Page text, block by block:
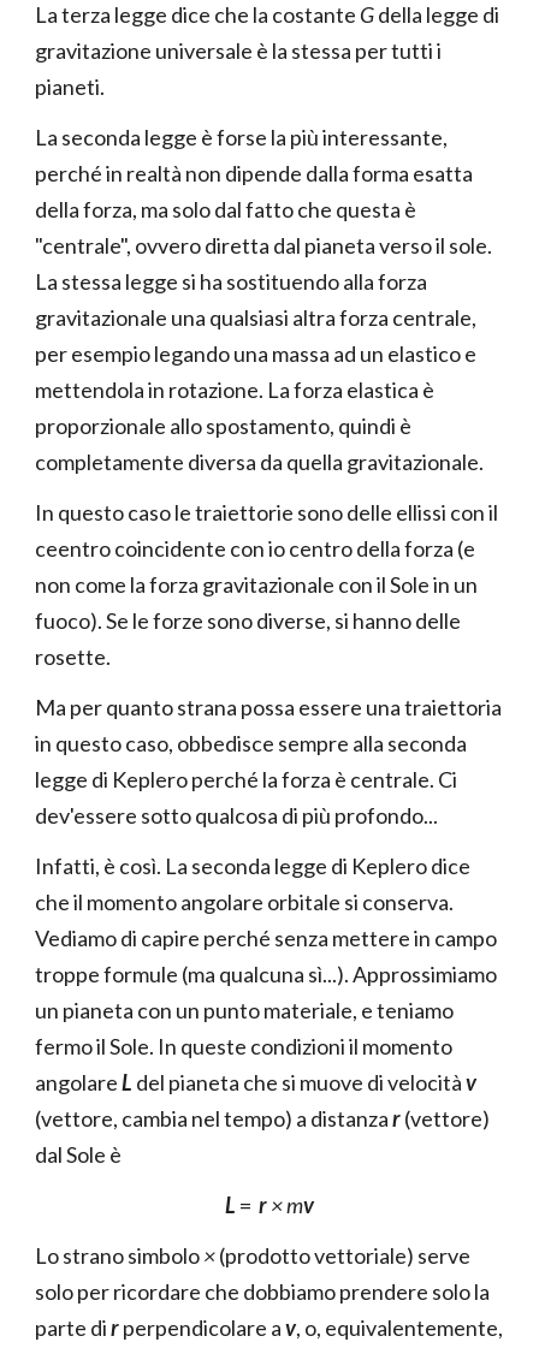
La terza legge dice che la costante Gdella legge di
gravitazione universale è la stessa per tutti i
pianeti.
La seconda legge è forse la più interessante,
perché in realtà non dipende dalla forma esatta
della forza, ma solo dal fatto che questa è
"centrale", ovvero diretta dal pianeta verso il sole.
La stessa legge si ha sostituendo alla forza
gravitazionale una qualsiasi altra forza centrale,
per esempio legando una massa ad un elastico e
mettendola in rotazione. La forza elastica è
proporzionale allo spostamento, quindi è
completamente diversa da quella gravitazionale.
In questo caso le traiettorie sono delle ellissi con il
ceentro coincidente con io centro della forza (e
non come la forza gravitazionale con il Sole in un
fuoco). Se le forze sono diverse, si hanno delle
rosette.
Ma per quanto strana possa essere una traiettoria
in questo caso, obbedisce sempre alla seconda
legge di Keplero perché la forza è centrale. Ci
dev'essere sotto qualcosa di più profondo...
Infatti, è così. La seconda legge di Keplero dice
che il momento angolare orbitale si conserva.
Vediamo di capire perché senza mettere in campo
troppe formule (ma qualcuna sì...). Approssimiamo
un pianeta con un punto materiale, e teniamo
fermo il Sole. In queste condizioni il momento
angolareL del pianeta che si muove di velocitàv
(vettore, cambia nel tempo) a distanzar(vettore)
dal Sole è
L = r× mv
Lo strano simbolo×(prodotto vettoriale) serve
solo per ricordare che dobbiamo prendere solo la
parte dirperpendicolare av, o, equivalentemente,